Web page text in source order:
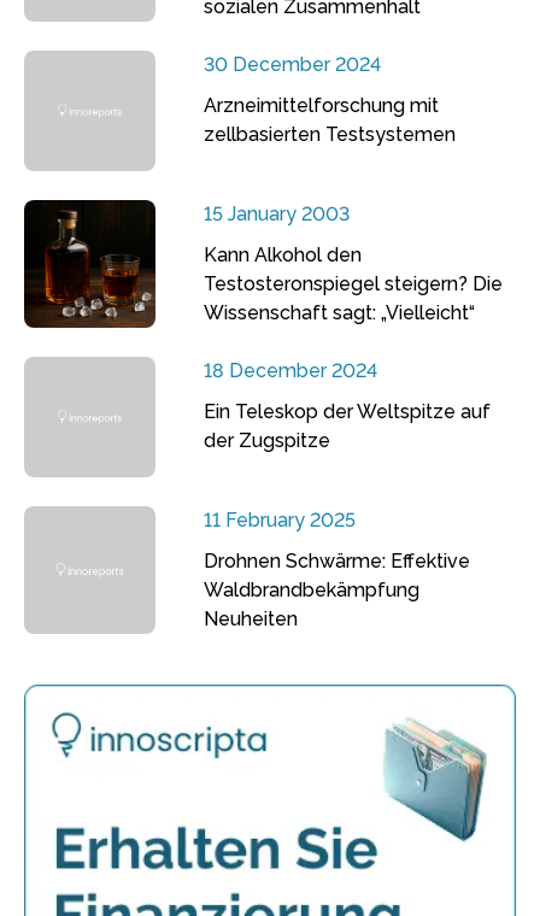
sozialen Zusammenhalt
30 December 2024
Arzneimittelforschung mit
zellbasierten Testsystemen
15 January 2003
Kann Alkohol den
Testosteronspiegel steigern? Die
Wissenschaft sagt: „Vielleicht“
18 December 2024
Ein Teleskop der Weltspitze auf
der Zugspitze
11 February 2025
Drohnen Schwärme: Effektive
Waldbrandbekämpfung
Neuheiten